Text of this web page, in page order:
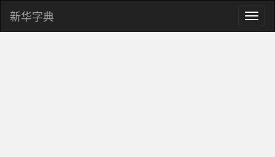
新华字典